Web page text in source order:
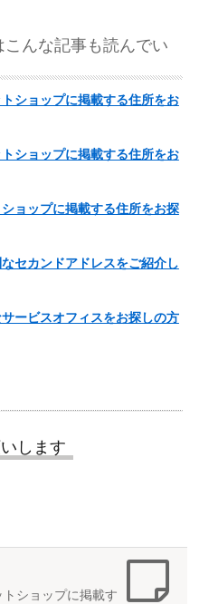
んな記事も読んでい
ショップに掲載する住所をお
ショップに掲載する住所をお
ョップに掲載する住所をお探
セカンドアドレスをご紹介し
ービスオフィスをお探しの方
します
トショップに掲載す